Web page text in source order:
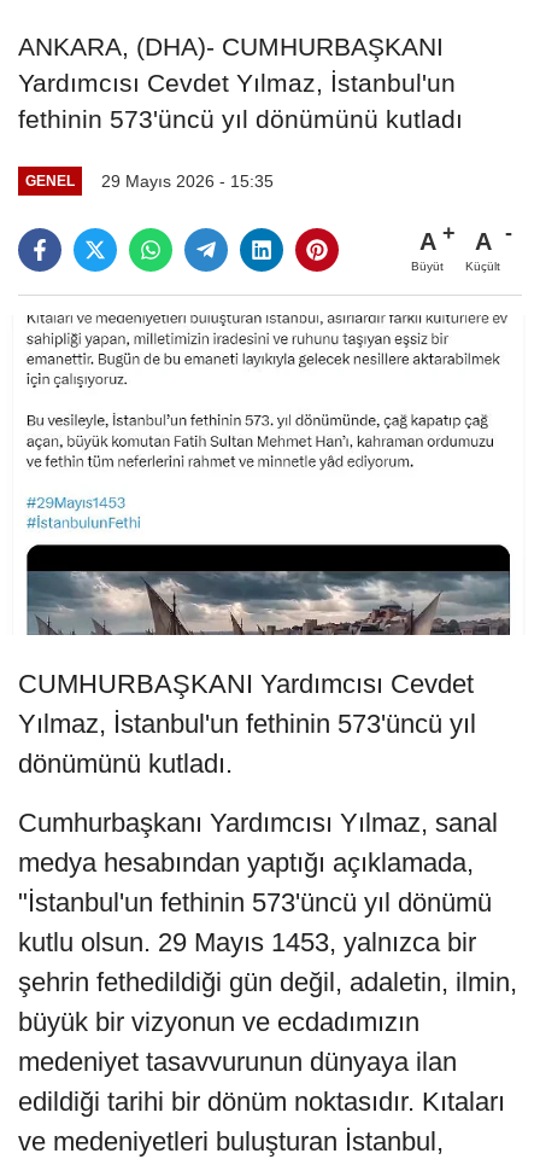
ANKARA, (DHA)- CUMHURBAŞKANI
Yardımcısı Cevdet Yılmaz, İstanbul'un
fethinin 573'üncü yıl dönümünü kutladı
GENEL 29 Mayıs 2026 - 15:35
A
Büyüt
A
Küçült
CUMHURBAŞKANI Yardımcısı Cevdet
Yılmaz, İstanbul'un fethinin 573'üncü yıl
dönümünü kutladı.
Cumhurbaşkanı Yardımcısı Yılmaz, sanal
medya hesabından yaptığı açıklamada,
"İstanbul'un fethinin 573'üncü yıl dönümü
kutlu olsun. 29 Mayıs 1453, yalnızca bir
şehrin fethedildiği gün değil, adaletin, ilmin,
büyük bir vizyonun ve ecdadımızın
medeniyet tasavvurunun dünyaya ilan
edildiği tarihi bir dönüm noktasıdır. Kıtaları
ve medeniyetleri buluşturan İstanbul,